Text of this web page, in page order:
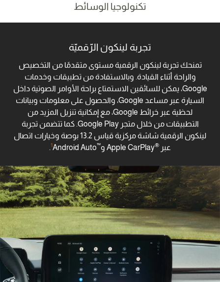
تكنولوجيا الوسائط
تجربة لينكون الرّقميّة
تمنحك تجربة لينكون الرقمية مستوى متقدمًا من التخصيص
والراحة أثناء القيادة. وبالاستفادة من تطبيقات وخدمات
Google، يمكن للسائقين الاستمتاع براحة الأوامر الصوتية داخل
السيارة عبر مساعد Google، والحصول على معلومات وبيانات
لحظية عبر خرائط Google، مع إمكانية تنزيل المزيد من
التطبيقات من خلال متجر Google Play. كما تتضمن تجربة
لينكون الرقمية شاشة مركزية قياس 13.2 بوصة وخيارات اتصال
عبر ®Apple CarPlay و ™
1Android Auto.